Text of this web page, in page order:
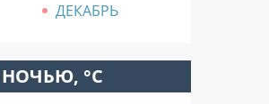
ДЕКАБРЬ
°C